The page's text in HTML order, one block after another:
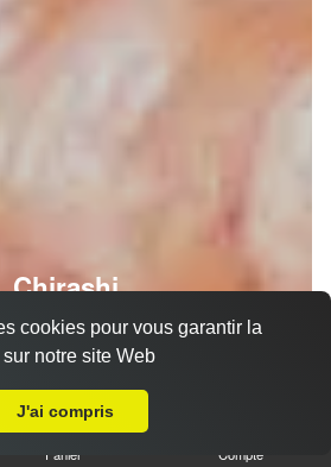
Chirashi
Panier Compte
cookies pour vous garantir la
notre site Web
J'ai compris